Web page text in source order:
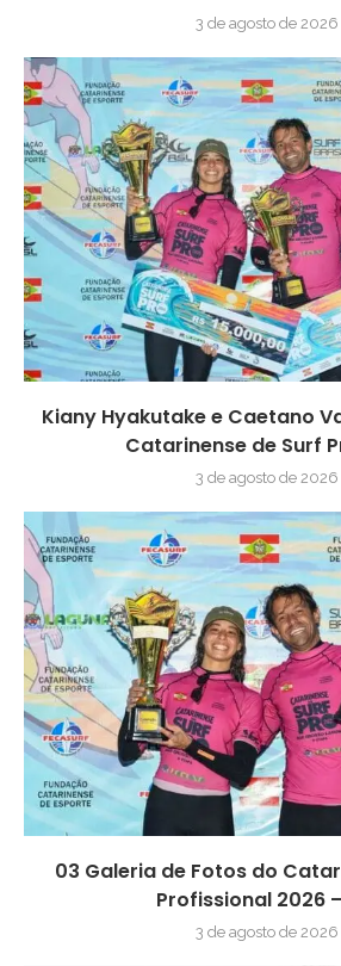
3 de agosto de 2026
Kiany Hyakutake e Caetano
Catarinense de Surf
3 de agosto de 2026
03 Galeria de Fotos do
Profissional 2026 –
3 de agosto de 2026